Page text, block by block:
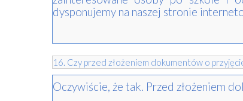
dysponujemy na naszej stronie
16. Czy przed złożeniem dokumentów o
Oczywiście, że tak. Przed złożeniem